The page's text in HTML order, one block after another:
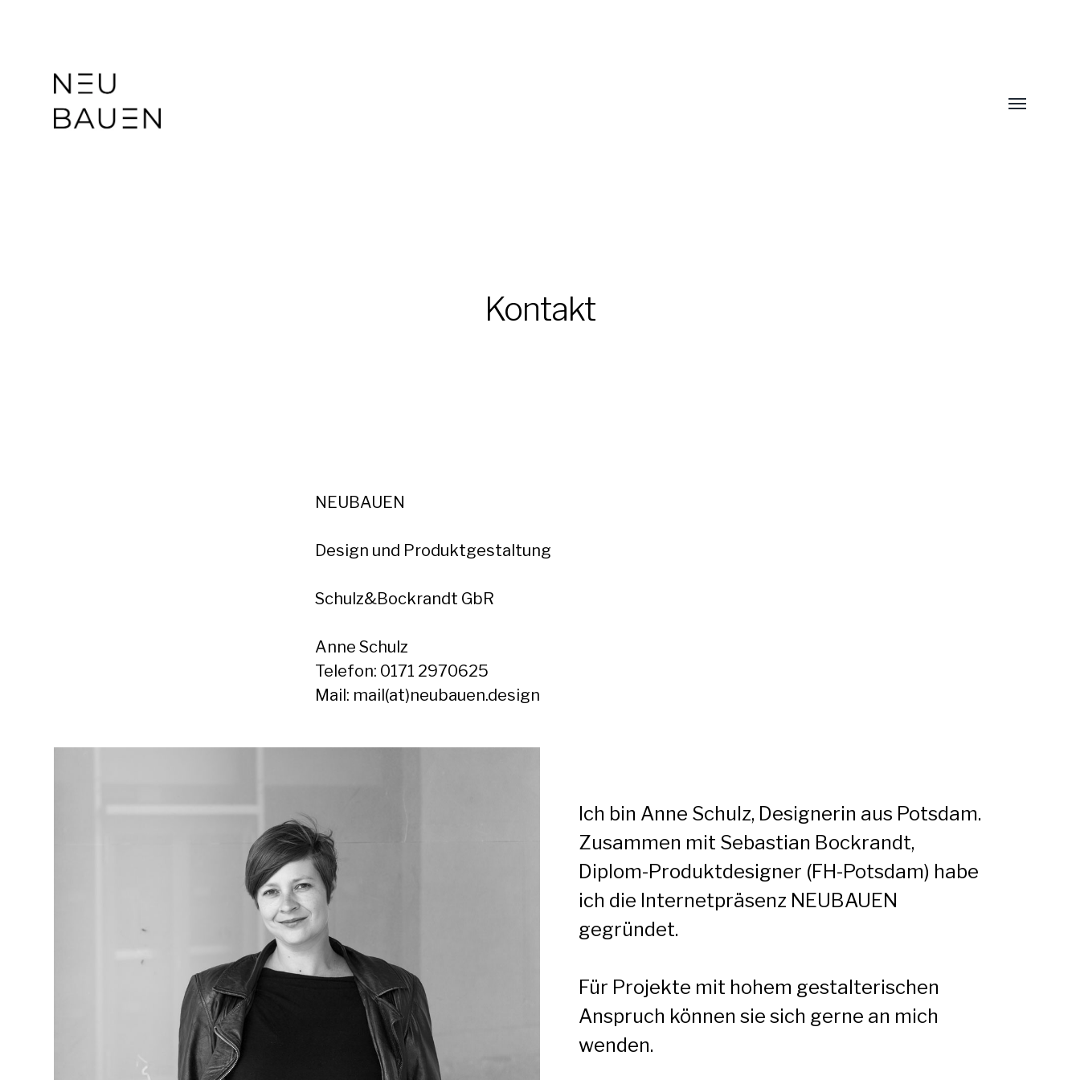
Menü
Kontakt
NEUBAUEN
Design und Produktgestaltung
Schulz&Bockrandt GbR
Anne Schulz
Telefon: 0171 2970625
Mail: mail(at)neubauen.design
Ich bin Anne Schulz, Designerin aus Potsdam.
Zusammen mit Sebastian Bockrandt,
Diplom-Produktdesigner (FH-Potsdam) habe
ich die Internetpräsenz NEUBAUEN
gegründet.
Für Projekte mit hohem gestalterischen
Anspruch können sie sich gerne an mich
wenden.